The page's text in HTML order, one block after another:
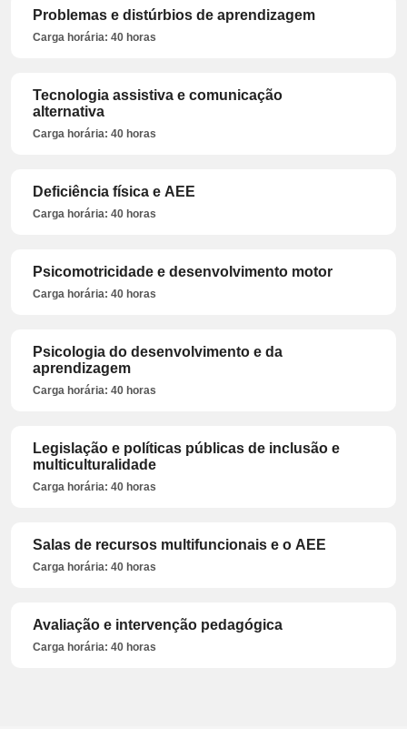
Problemas e distúrbios de aprendizagem
Carga horária: 40 horas
Tecnologia assistiva e comunicação
alternativa
Carga horária: 40 horas
Deficiência física e AEE
Carga horária: 40 horas
Psicomotricidade e desenvolvimento motor
Carga horária: 40 horas
Psicologia do desenvolvimento e da
aprendizagem
Carga horária: 40 horas
Legislação e políticas públicas de inclusão e
multiculturalidade
Carga horária: 40 horas
Salas de recursos multifuncionais e o AEE
Carga horária: 40 horas
Avaliação e intervenção pedagógica
Carga horária: 40 horas